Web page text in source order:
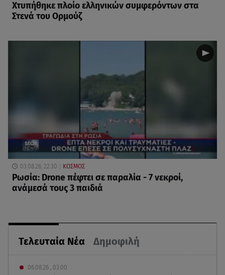
Τελευταία Νέα Δημοφιλή
06.08.26 , 03:00
Χτυπήθηκε πλοίο ελληνικών συμφερόντων στα
Στενά του Ορμούζ
03.08.26, 22:30 ΚΟΣΜΟΣ
Ρωσία: Drone πέφτει σε παραλία - 7 νεκροί,
ανάμεσά τους 3 παιδιά